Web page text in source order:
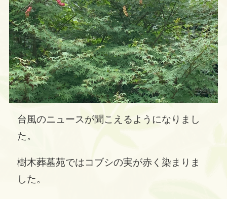
台風のニュースが聞こえるようになりまし
た。
樹木葬墓苑ではコブシの実が赤く染まりま
した。